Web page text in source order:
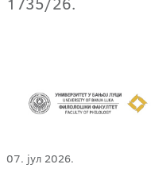
07. јул 2026.